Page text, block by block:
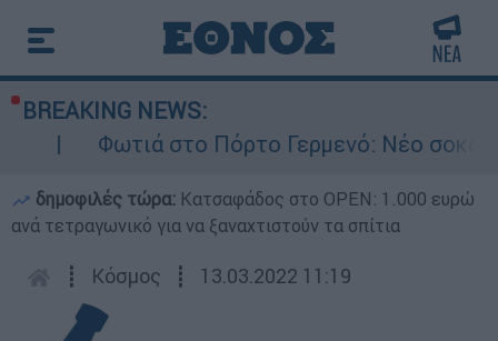
BREAKING NEWS:
Φωτιά στο Πόρτο Γερμενό: Νέο σοκαριστικό
δημοφιλές τώρα: Κατσαφάδος στο OPEN: 1.000 ευρώ
ανά τετραγωνικό για να ξαναχτιστούν τα σπίτια
┋ Κόσμος ┋ 13.03.2022 11:19